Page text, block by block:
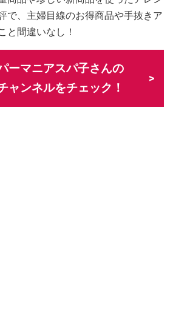
で、主婦目線のお得商品や手抜きア
と間違いなし！
ーマニアスパ子さんの
ャンネルをチェック！